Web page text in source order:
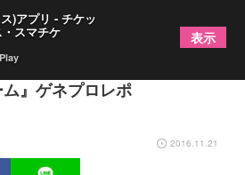
ィ舞台、時速246億『バッ
』ゲネプロレポ
2016.11.21
)アプリ - チケッ
・スマチケ 表示